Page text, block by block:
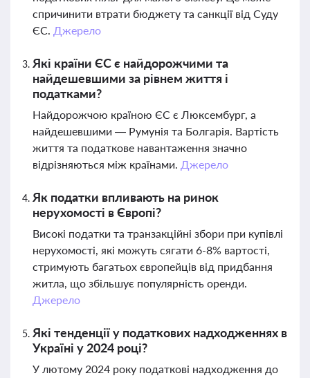
спричинити втрати бюджету та санкції від Суду
ЄС. Джерело
Які країни ЄС є найдорожчими та
найдешевшими за рівнем життя і
податками?
Найдорожчою країною ЄС є Люксембург, а
найдешевшими — Румунія та Болгарія. Вартість
життя та податкове навантаження значно
відрізняються між країнами. Джерело
Як податки впливають на ринок
нерухомості в Європі?
Високі податки та транзакційні збори при купівлі
нерухомості, які можуть сягати 6-8% вартості,
стримують багатьох європейців від придбання
житла, що збільшує популярність оренди.
Джерело
Які тенденції у податкових надходженнях в
Україні у 2024 році?
У лютому 2024 року податкові надходження до